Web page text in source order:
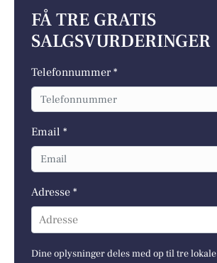
FÅ TRE GRATIS
SALGSVURDERINGER
Telefonnummer *
Email *
Adresse *
Adresse
Dine oplysninger deles med op til tre lokale